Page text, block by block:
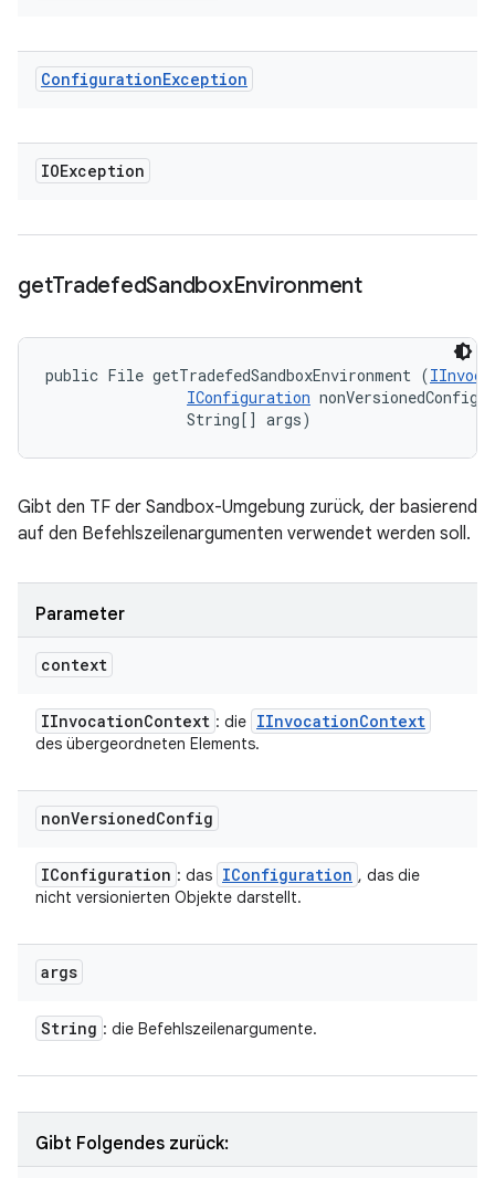
ConfigurationException
IOException
getTradefedSandboxEnvironment
public File getTradefedSandboxEnvironment (
IConfiguration nonVersionedConfig,
                String[] args)
Gibt den TF der Sandbox-Umgebung zurück, der basierend
auf den Befehlszeilenargumenten verwendet werden soll.
Parameter
context
IInvocationContext : die IInvocationContext
des übergeordneten Elements.
nonVersionedConfig
IConfiguration : das IConfiguration , das die
nicht versionierten Objekte darstellt.
args
String : die Befehlszeilenargumente.
Gibt Folgendes zurück: